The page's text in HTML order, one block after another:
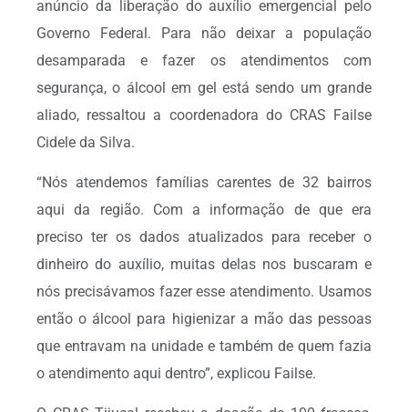
anúncio da liberação do auxílio emergencial pelo
Governo Federal. Para não deixar a população
desamparada e fazer os atendimentos com
segurança, o álcool em gel está sendo um grande
aliado, ressaltou a coordenadora do CRAS Failse
Cidele da Silva.
“Nós atendemos famílias carentes de 32 bairros
aqui da região. Com a informação de que era
preciso ter os dados atualizados para receber o
dinheiro do auxílio, muitas delas nos buscaram e
nós precisávamos fazer esse atendimento. Usamos
então o álcool para higienizar a mão das pessoas
que entravam na unidade e também de quem fazia
o atendimento aqui dentro”, explicou Failse.